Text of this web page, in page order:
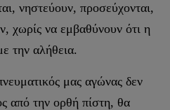
νηστεύουν, προσεύχονται,
χωρίς να εμβαθύνουν ότι η
την αλήθεια.
μας αγώνας δεν
από την ορθή πίστη, θα